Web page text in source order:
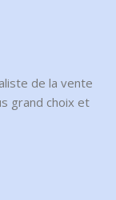
de la vente
grand choix et